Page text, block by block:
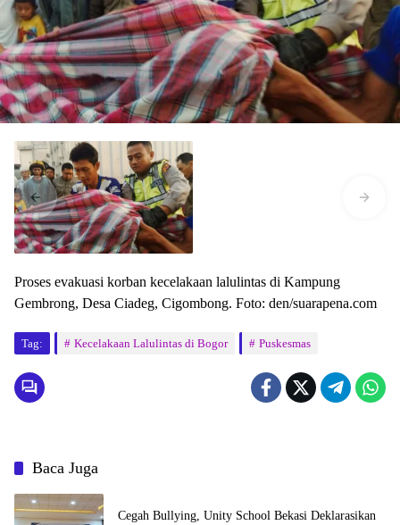
Proses evakuasi korban kecelakaan lalulintas di Kampung
Gembrong, Desa Ciadeg, Cigombong. Foto: den/suarapena.com
Tag: Kecelakaan Lalulintas di Bogor Puskesmas
Baca Juga
Cegah Bullying, Unity School Bekasi Deklarasikan